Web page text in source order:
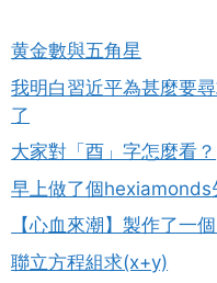
黄金數與五角星
我明白習近平為甚麼要
了
大家對「酉」字怎麼看？
早上做了個hexiamonds
【心血來潮】製作了一
聯立方程組求(x+y)